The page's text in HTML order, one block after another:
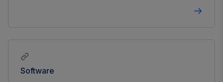
Software